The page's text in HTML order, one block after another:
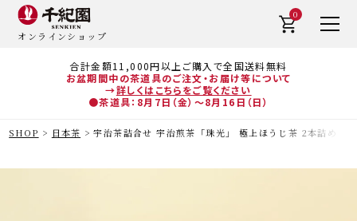
合計金額11,000円以上ご購入で全国送料無料
お盆期間中の茶道具のご注文・お届け等について
→詳しくはこちらをご覧ください
●茶道具：8月7日（金）～8月16日（日）
オンラインショップ
0
SHOP 日本茶 宇治茶詰合せ 宇治煎茶「珠光」 極上ほうじ茶 2本詰め